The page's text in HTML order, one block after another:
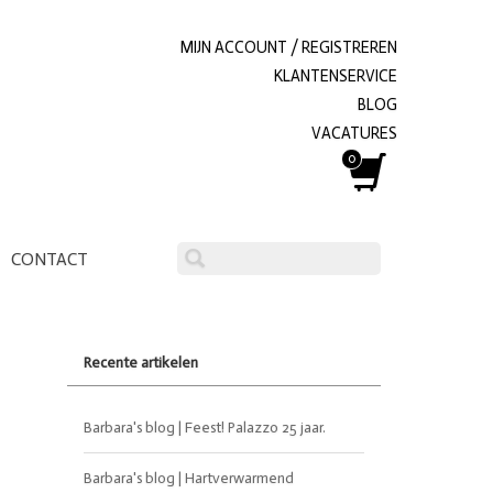
MIJN ACCOUNT / REGISTREREN
KLANTENSERVICE
BLOG
VACATURES
0
CONTACT
Recente artikelen
Barbara's blog | Feest! Palazzo 25 jaar.
Barbara's blog | Hartverwarmend